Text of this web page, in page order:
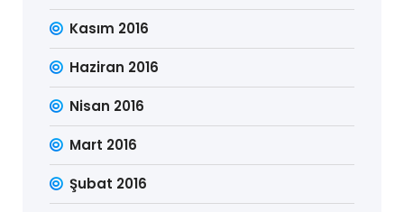
Kasım 2016
Haziran 2016
Nisan 2016
Mart 2016
Şubat 2016